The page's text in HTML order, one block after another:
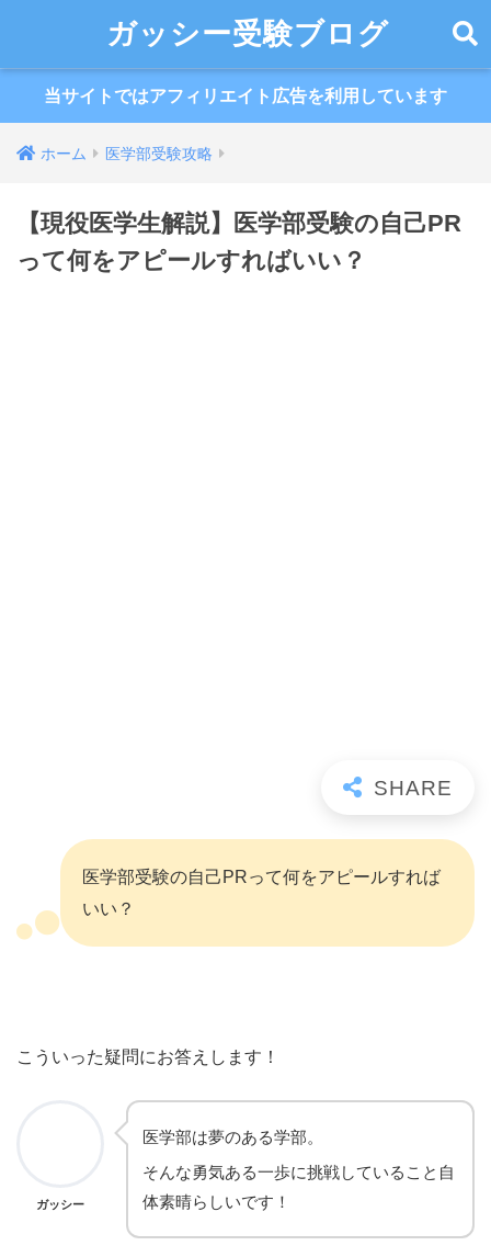
ガッシー受験ブログ
当サイトではアフィリエイト広告を利用しています
ホーム 医学部受験攻略
【現役医学生解説】医学部受験の自己PR
って何をアピールすればいい？
医学部受験の自己PRって何をアピールすれば
いい？
こういった疑問にお答えします！
ガッシー
医学部は夢のある学部。
そんな勇気ある一歩に挑戦していること自
体素晴らしいです！